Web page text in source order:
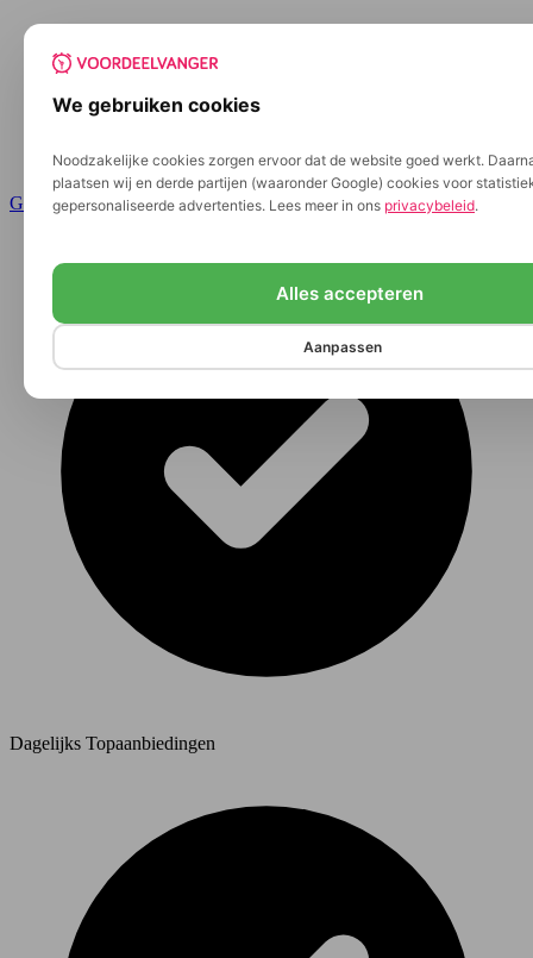
We gebruiken cookies
Noodzakelijke cookies zorgen ervoor dat de website goed werkt.
plaatsen wij en derde partijen (waaronder Google) cookies voor
gepersonaliseerde advertenties. Lees meer in ons privacybeleid.
Alles accepteren
Aanpassen
Ga naar de inhoud
Dagelijks Topaanbiedingen